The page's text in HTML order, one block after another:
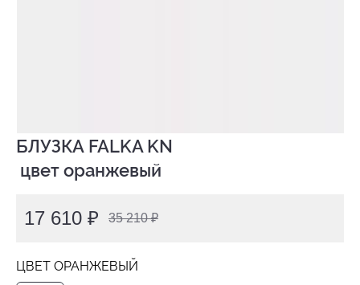
БЛУЗКА FALKA KN
цвет оранжевый
17 610 ₽ 35 210 ₽
ЦВЕТ ОРАНЖЕВЫЙ